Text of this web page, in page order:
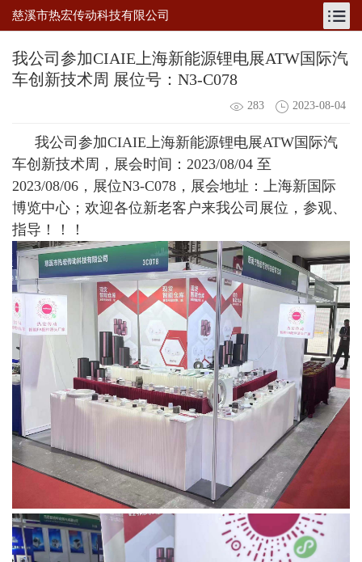
慈溪市热宏传动科技有限公司
我公司参加CIAIE上海新能源锂电展ATW国际汽
车创新技术周 展位号：N3-C078
283 2023-08-04
我公司参加CIAIE上海新能源锂电展ATW国际汽
车创新技术周，展会时间：2023/08/04 至
2023/08/06，展位N3-C078，展会地址：
上海新国际
博览中心 ；欢迎各位新老客户来我公司展位，参观、
指导！！！